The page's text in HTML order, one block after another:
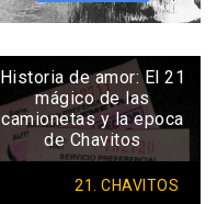
Historia de amor: El 21
mágico de las
camionetas y la epoca
de Chavitos
21. CHAVITOS